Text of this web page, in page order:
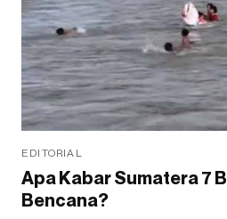
EDITORIAL
Apa Kabar Sumatera 7
Bencana?